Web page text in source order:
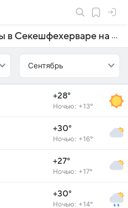
Прогноз погоды в Секешфехерваре на сентябрь 2025 года
Сентябрь
+28°
Ночью: +13°
+30°
Ночью: +16°
+27°
Ночью: +17°
+30°
Ночью: +14°